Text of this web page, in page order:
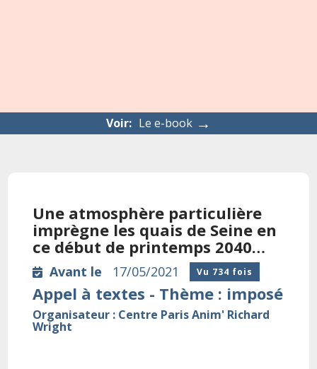
Voir: Le e-book →
Une atmosphère particulière
imprègne les quais de Seine en
ce début de printemps 2040…
Avant le 17/05/2021 Vu 734 fois
Appel à textes - Thème : imposé
Organisateur : Centre Paris Anim' Richard
Wright